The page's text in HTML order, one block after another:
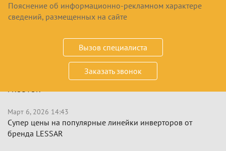
Пояснение об информационно-рекламном характере
сведений, размещенных на сайте
Вызов специалиста
Заказать звонок
Сезонное снижение цен на морозильные лари от бренда
FROSTOR
Март 6, 2026 14:43
Супер цены на популярные линейки инверторов от
бренда LESSAR